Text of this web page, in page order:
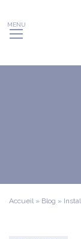
Accueil » Blog »